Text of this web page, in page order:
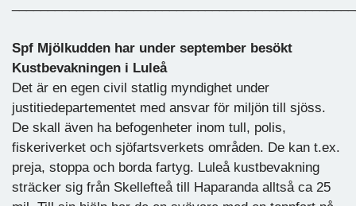
Spf Mjölkudden har under september besökt
Kustbevakningen i Luleå
Det är en egen civil statlig myndighet under
justitiedepartementet med ansvar för miljön till sjöss.
De skall även ha befogenheter inom tull, polis,
fiskeriverket och sjöfartsverkets områden. De kan t.ex.
preja, stoppa och borda fartyg. Luleå kustbevakning
sträcker sig från Skellefteå till Haparanda alltså ca 25